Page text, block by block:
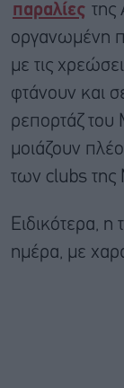
παραλίες της
οργανωμένη
με τις
φτάνουν και
ρεπορτάζ του
μοιάζουν
των clubs της
Ειδικότερα, η
ημέρα, με